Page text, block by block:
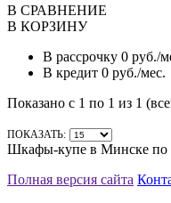
В СРАВНЕНИЕ
В КОРЗИНУ
В рассрочку 0 руб./
В кредит 0 руб./мес.
Показано с 1 по 1 из 1
ПОКАЗАТЬ:
Шкафы-купе в Минске по
Полная версия сайта